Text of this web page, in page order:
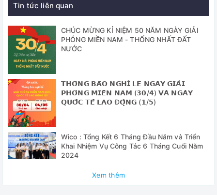
✅ Nồi hấp tiệt trùng dung tích lớn, buồng hấp nằm ngang,
dạng hình lập phương, mặt cắt vuông tối ưu không gian tiệt
trùng.
✅ Bộ điều khiển PLC màn hình HMI, tính năng tạo chân
không trước quá trình tiệt trùng và sấy khô bằng chân
không sau quá trình tiệt trùng
✅ Được thiết kế chuyên dụng trong bệnh viện, trung tâm y
khoa, các phòng thí nghiệm, trong ngành công nghệ sinh
học, công nghệ thực phẩm, điện tử…
Thông số điều khiển
Tin tức liên quan
CHÚC MỪNG KỈ NIỆM 50 NĂM NGÀY GIẢI
PHÓNG MIỀN NAM - THỐNG NHẤT ĐẤT
NƯỚC
𝗧𝗛𝗢̂𝗡𝗚 𝗕𝗔́𝗢 𝗡𝗚𝗛𝗜̉ 𝗟𝗘̂̃ 𝗡𝗚𝗔̀𝗬 𝗚𝗜𝗔̉𝗜
𝗣𝗛𝗢́𝗡𝗚 𝗠𝗜𝗘̂̀𝗡 𝗡𝗔𝗠 (𝟯𝟬/𝟰) 𝗩𝗔̀ 𝗡𝗚𝗔̀𝗬
𝗤𝗨𝗢̂́𝗖 𝗧𝗘̂́ 𝗟𝗔𝗢 Đ𝗢̣̂𝗡𝗚 (𝟭/𝟱)
Wico : Tổng Kết 6 Tháng Đầu Năm và Triển
Khai Nhiệm Vụ Công Tác 6 Tháng Cuối Năm
2024
Xem thêm